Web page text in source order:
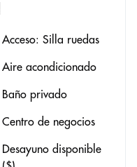
Acceso: Silla ruedas
Aire acondicionado
Baño privado
Centro de negocios
Desayuno disponible